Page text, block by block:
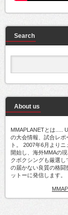
Search
About us
MMAPLANETとは.....
の大会情報、試合レポ
ト。 2007年6月より
開始し、海外MMAの
クボクシングも厳選
の届かない良質の格
ットーに発信します。